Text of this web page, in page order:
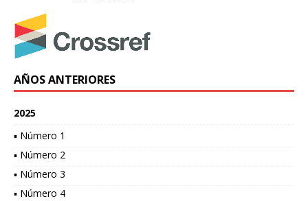
AÑOS ANTERIORES
2025
▪ Número 1
▪ Número 2
▪ Número 3
▪ Número 4